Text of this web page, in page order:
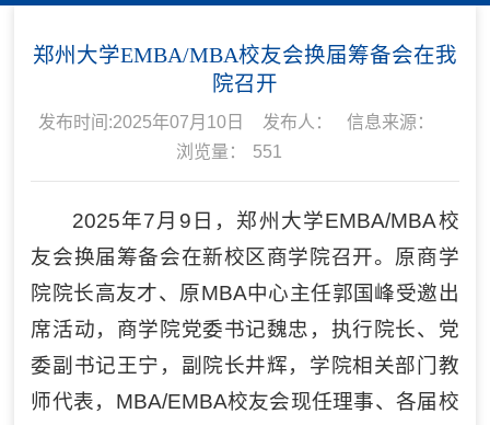
郑州大学EMBA/MBA校友会换届筹备会在我
院召开
发布时间:2025年07月10日 发布人：
信息来源：
浏览量：
551
2025年7月9日，郑州大学EMBA/MBA校
友会换届筹备会在新校区商学院召开。原商学
院院长高友才、原MBA中心主任郭国峰受邀出
席活动，商学院党委书记魏忠，执行院长、党
委副书记王宁，副院长井辉，学院相关部门教
师代表，MBA/EMBA校友会现任理事、各届校